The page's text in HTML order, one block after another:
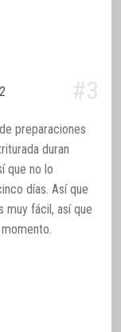
#3
preparaciones
duran
que no lo
días. Así que
muy fácil, así que